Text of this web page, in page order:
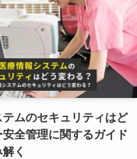
テムのセキュリティはど
安全管理に関するガイド
く